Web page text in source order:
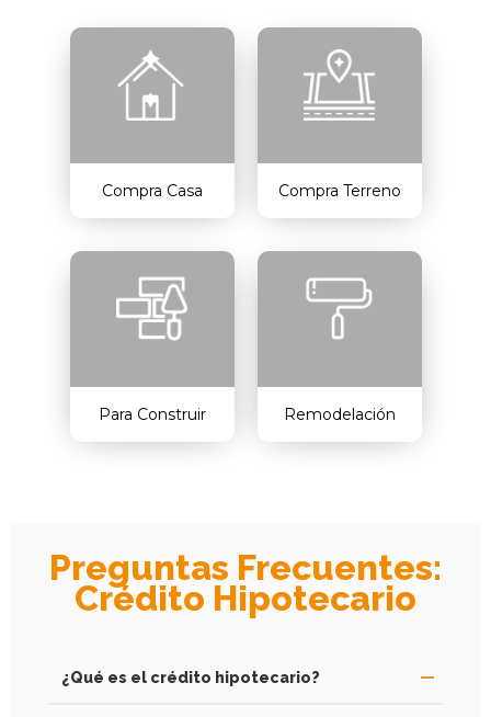
Compra Casa Compra Terreno
Para Construir Remodelación
Preguntas Frecuentes:
Crédito Hipotecario
¿Qué es el crédito hipotecario?